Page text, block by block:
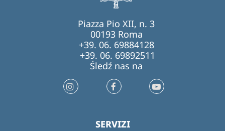
Piazza Pio XII, n. 3
00193 Roma
+39. 06. 69884128
+39. 06. 69892511
Śledź nas na
SERVIZI